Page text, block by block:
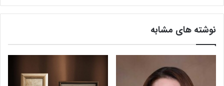
ی
م
نوشته های مشابه